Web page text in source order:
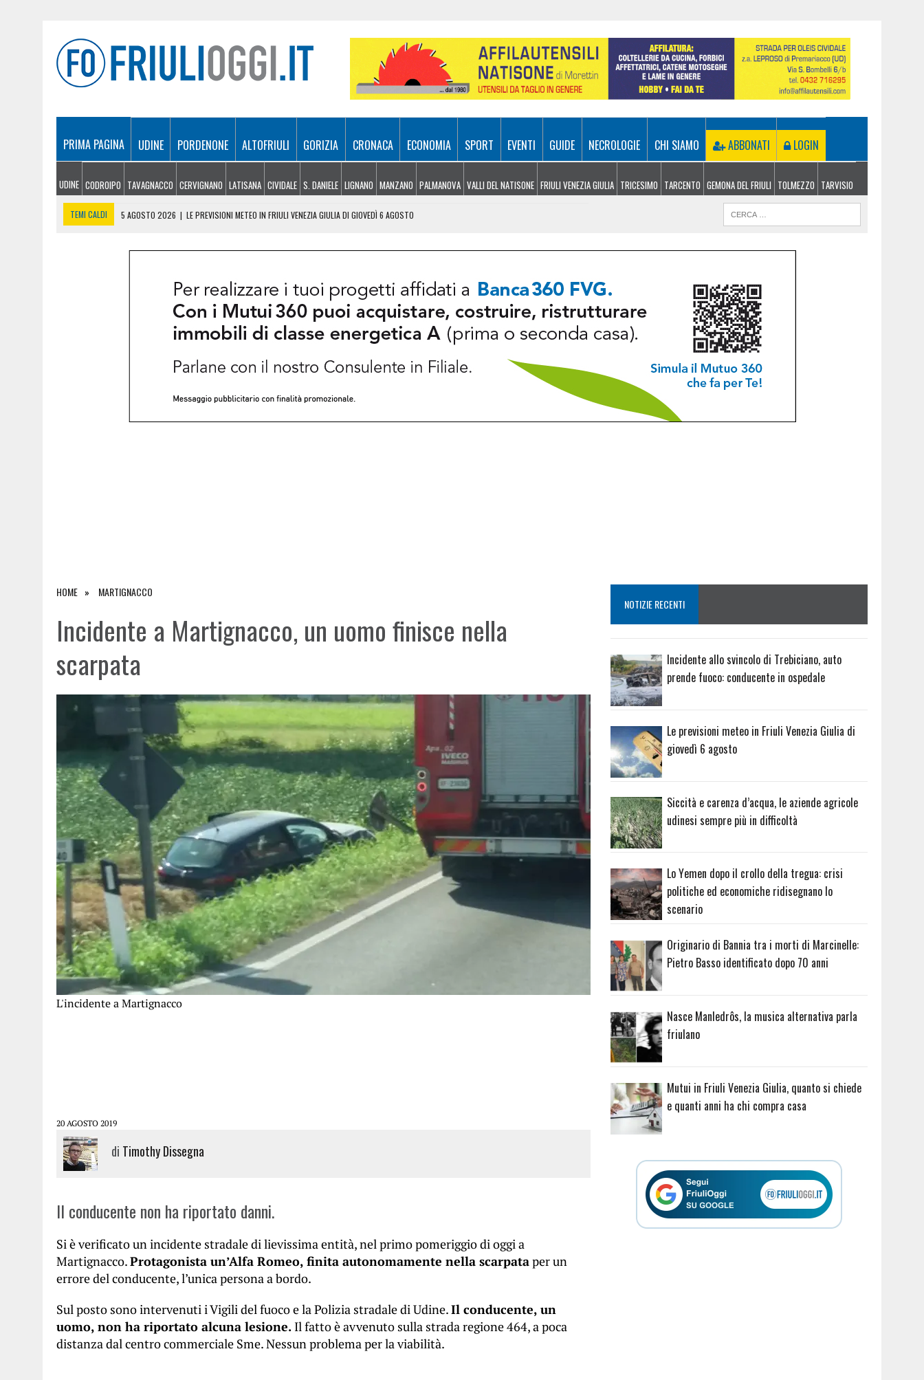
PRIMA PAGINA UDINE PORDENONE ALTOFRIULI GORIZIA CRONACA ECONOMIA SPORT EVENTI GUIDE NECROLOGIE CHI SIAMO ABBONATI LOGIN
UDINE CODROIPO TAVAGNACCO CERVIGNANO LATISANA CIVIDALE S. DANIELE LIGNANO MANZANO PALMANOVA VALLI DEL NATISONE FRIULI VENEZIA GIULIA TRICESIMO TARCENTO GEMONA DEL FRIULI TOLMEZZO TARVISIO
TEMI CALDI 5 AGOSTO 2026 | LE PREVISIONI METEO IN FRIULI VENEZIA GIULIA DI GIOVEDÌ 6 AGOSTO
ORIGINARIO DI BANNIA TRA I MORTI DI MARCINELLE: PIETRO BASSO IDENTIFICATO DOPO 70 ANNI
INCIDENTE ALLO SVINCOLO DI TREBICIANO, AUTO PRENDE FUOCO: CONDUCENTE IN OSPEDALE
HOME MARTIGNACCO
Incidente a Martignacco, un uomo finisce nella
scarpata
L'incidente a Martignacco
20 AGOSTO 2019
di Timothy Dissegna
Il conducente non ha riportato danni.
Si è verificato un incidente stradale di lievissima entità, nel primo pomeriggio di oggi a
Martignacco.Protagonista un’Alfa Romeo, finita autonomamente nella scarpataper un
errore del conducente, l’unica persona a bordo.
Sul posto sono intervenuti i Vigili del fuoco e la Polizia stradale di Udine.Il conducente, un
uomo, non ha riportato alcuna lesione. Il fatto è avvenuto sulla strada regione 464, a poca
distanza dal centro commerciale Sme. Nessun problema per la viabilità.
NOTIZIE RECENTI
Incidente allo svincolo di Trebiciano, auto
prende fuoco: conducente in ospedale
Le previsioni meteo in Friuli Venezia Giulia di
giovedì 6 agosto
Siccità e carenza d’acqua, le aziende agricole
udinesi sempre più in difficoltà
Lo Yemen dopo il crollo della tregua: crisi
politiche ed economiche ridisegnano lo
scenario
Originario di Bannia tra i morti di Marcinelle:
Pietro Basso identificato dopo 70 anni
Nasce Manledrôs, la musica alternativa parla
friulano
Mutui in Friuli Venezia Giulia, quanto si chiede
e quanti anni ha chi compra casa